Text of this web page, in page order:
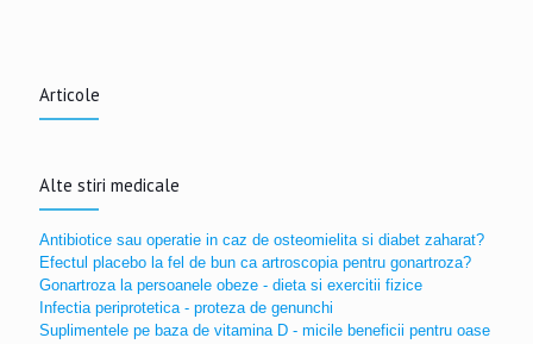
Articole
Alte stiri medicale
Antibiotice sau operatie in caz de osteomielita si diabet zaharat?
Efectul placebo la fel de bun ca artroscopia pentru gonartroza?
Gonartroza la persoanele obeze - dieta si exercitii fizice
Infectia periprotetica - proteza de genunchi
Suplimentele pe baza de vitamina D - micile beneficii pentru oase